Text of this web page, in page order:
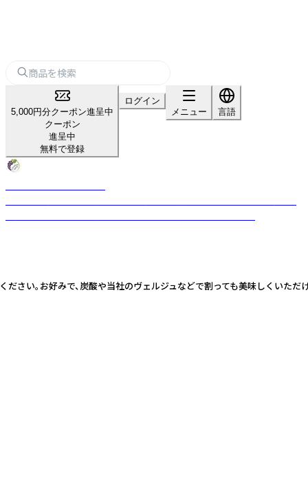
5,000円分クーポン進呈中
クーポン
進呈中
無料で登録
ログイン
メニュー
言語
い。お好みで、炭酸や当社のヴェルジュなどで割っても美味しくいた